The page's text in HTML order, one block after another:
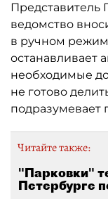
Представитель
ведомство
в ручном
останавливает
необходимые
не готово
подразумевает
Читайте также:
"Парковки"
Петербурге